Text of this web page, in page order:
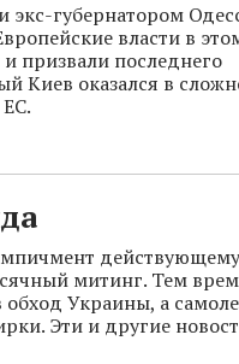
губернатором
власти в
призвали последнего
Киев оказался в
действующему
митинг. Тем
Украины, а
Эти и другие